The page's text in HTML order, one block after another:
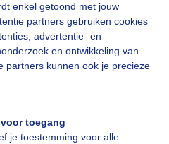
enkel getoond met jouw
partners gebruiken cookies
advertentie- en
en ontwikkeling van
partners kunnen ook je precieze
toegang
je toestemming voor alle